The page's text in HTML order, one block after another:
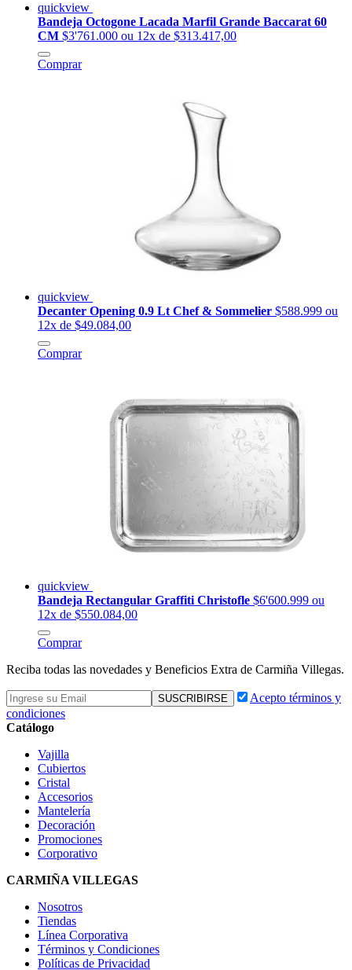
quickview
Bandeja Octogone Lacada Marfil Grande Baccarat 60
CM $3'761.000 ou 12x de $313.417,00
Comprar
quickview
Decanter Opening 0.9 Lt Chef & Sommelier $588.999 ou
12x de $49.084,00
Comprar
quickview
Bandeja Rectangular Graffiti Christofle $6'600.999 ou
12x de $550.084,00
Comprar
Reciba todas las novedades y Beneficios Extra de Carmiña Villegas.
Acepto términos y
condiciones
Catálogo
Vajilla
Cubiertos
Cristal
Accesorios
Mantelería
Decoración
Promociones
Corporativo
CARMIÑA VILLEGAS
Nosotros
Tiendas
Línea Corporativa
Términos y Condiciones
Políticas de Privacidad